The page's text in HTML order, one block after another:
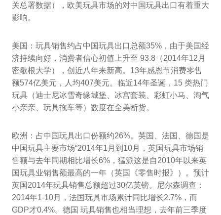
关总署数据），欧美玩具市场的对中国玩具出口有着重大
影响。
美国：玩具销售约占中国玩具出口总额35%，由于美国经
济持续向好，消费者信心初值上升至 93.8（2014年12月
密歇根大学），创近八年来新高。13年感恩节消费零售
额574亿美元，人均407美元。临近14年圣诞，15 类热门
玩具（迪士尼冰雪奇缘城堡、冰宫套装、彩虹小马、淘气
小亲亲、玩具拖车等）数度在全美断货。
欧洲：占中国玩具出口份额约26%。英国、法国、德国是
中国玩具主要市场“2014年1月到10月，英国玩具市场销
售额与去年同期相比增长6%，猛派这是自2010年以来英
国玩具业销售额最高的一年（英国《零售时报》）。预计
英国2014年玩具销售总额超过30亿英镑。尼尔森调查：
2014年1-10月，法国玩具市场累计同比增长2.7%，而
GDP才0.4%。德国 玩具销售也相当理想，去年前三季度